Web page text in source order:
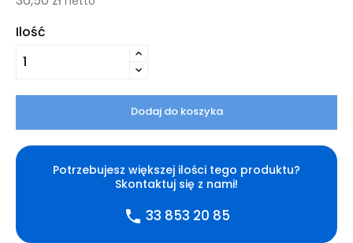
Ilość
Dodaj do koszyka
Potrzebujesz większej ilości tego produktu?
Skontaktuj się z nami!
phone 33 853 20 85